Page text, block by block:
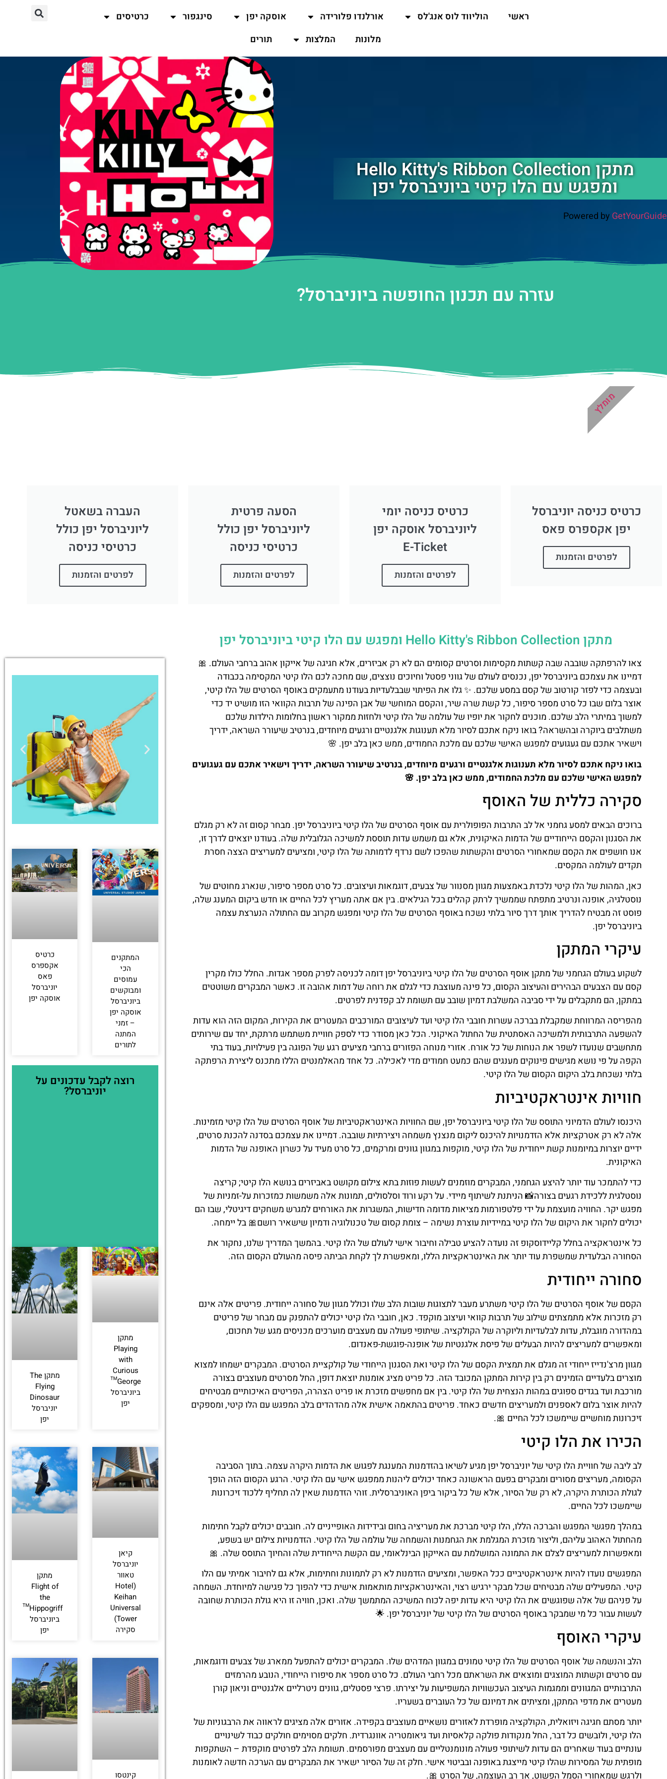
ראשי הוליווד לוס אנג'לס אורלנדו פלורידה אוסקה יפן סינגפור
כרטיסים
מלונות
המלצות תורים
מתקן Hello Kitty's Ribbon Collection
ומפגש עם הלו קיטי ביוניברסל יפן
Powered by GetYourGuide
עזרה עם תכנון החופשה ביוניברסל?
כרטיס כניסה יוניברסל
יפן אקספרס פאס
לפרטים והזמנות
מומלץ
כרטיס כניסה יומי
ליוניברסל אוסקה יפן
E-Ticket
לפרטים והזמנות
הסעה פרטית
ליוניברסל יפן כולל
כרטיסי כניסה
לפרטים והזמנות
העברה בשאטל
ליוניברסל יפן כולל
כרטיסי כניסה
לפרטים והזמנות
מתקן Hello Kitty's Ribbon Collection ומפגש עם הלו קיטי ביוניברסל יפן
צאו להרפתקה שובבה שבה קשתות מקסימות וסרטים קסומים הם לא רק אביזרים, אלא חגיגה של אייקון אהוב ברחבי העולם. 🎀
דמיינו את עצמכם ביוניברסל יפן, נכנסים לעולם של גווני פסטל וחיוכים נוצצים, שם מחכה לכם הלו קיטי המקסימה בכבודה
ובעצמה כדי לפזר קורטוב של קסם במסע שלכם. ✨ גלו את הפיתוי שבבלעדיות בעודנו מתעמקים באוסף הסרטים של הלו קיטי,
אוצר בלום שבו כל סרט מספר סיפור, כל קשת שרה שיר, והקסם המוחשי של אבן הפינה של תרבות הקוואי הזו מושיט יד כדי
למשוך במיתרי הלב שלכם. מוכנים לחקור את יופיו של עולמה של הלו קיטי ולחזות ממקור ראשון בחלומות הילדות שלכם
משתלבים ביוקרה ובהשראה? בואו ניקח אתכם לסיור מלא תענוגות אלגנטיים ורגעים מיוחדים, בנרטיב שיעורר השראה, ידריך
וישאיר אתכם עם געגועים למפגש האישי שלכם עם מלכת החמודים, ממש כאן בלב יפן. 🌸
בואו ניקח אתכם לסיור מלא תענוגות אלגנטיים ורגעים מיוחדים, בנרטיב שיעורר השראה, ידריך וישאיר אתכם עם געגועים
למפגש האישי שלכם עם מלכת החמודים, ממש כאן בלב יפן. 🌸
סקירה כללית של האוסף
ברוכים הבאים למסע גחמני אל לב התרבות הפופולרית עם אוסף הסרטים של הלו קיטי ביוניברסל יפן. מבחר קסום זה לא רק מגלם
את הסגנון והקסם הייחודיים של הדמות האיקונית, אלא גם משמש עדות תוססת למשיכה הגלובלית שלה. בעודנו יוצאים לדרך זו,
אנו חושפים את הקסם שמאחורי הסרטים והקשתות שהפכו לשם נרדף לדמותה של הלו קיטי, ומציעים למעריצים הצצה חסרת
תקדים לעולמה המקסים.
כאן, המהות של הלו קיטי נלכדת באמצעות מגוון מסנוור של צבעים, דוגמאות ועיצובים. כל סרט מספר סיפור, שנארג מחוטים של
נוסטלגיה, אופנה ונרטיב מתפתח שממשיך לרתק קהלים בכל הגילאים. בין אם אתה מעריץ לכל החיים או חדש ביקום המענג שלה,
פוסט זה מבטיח להדריך אותך דרך סיור בלתי נשכח באוסף הסרטים של הלו קיטי ומפגש מקרוב עם החתולה הנערצת עצמה
ביוניברסל יפן.
עיקרי המתקן
לשקוע בעולם הגחמני של מתקן אוסף הסרטים של הלו קיטי ביוניברסל יפן דומה לכניסה לפרק מספר אגדות. החלל כולו מקרין
קסם עם הצבעים הבהירים והעיצוב הקסום, כל פינה מעוצבת כדי לגלם את רוחה של דמות אהובה זו. כאשר המבקרים משוטטים
במתקן, הם מתקבלים על ידי סביבה המשלבת דמיון שובב עם תשומת לב קפדנית לפרטים.
מהפריסה המרווחת שמקבלת בברכה עשרות חובבי הלו קיטי ועד לעיצובים המורכבים המעטרים את הקירות, המקום הזה הוא עדות
להשפעה התרבותית ולמשיכה האסתטית של החתול האיקוני. הכל כאן מסודר כדי לספק חוויית משתמש מרתקת, יחד עם שירותים
מתחשבים שנועדו לשפר את הנוחות של כל אורח. אזורי מנוחה הפזורים ברחבי מציעים רגע של הפוגה בין פעילויות, בעוד בתי
הקפה על פי נושא מגישים פינוקים מענגים שהם כמעט חמודים מדי לאכילה. כל אחד מהאלמנטים הללו מתכנס ליצירת הרפתקה
בלתי נשכחת בלב היקום הקסום של הלו קיטי.
חוויות אינטראקטיביות
היכנסו לעולם הדמיוני התוסס של הלו קיטי ביוניברסל יפן, שם החוויות האינטראקטיביות של אוסף הסרטים של הלו קיטי מזמינות.
אלה לא רק אטרקציות אלא הזדמנויות להיכנס ליקום מנצנץ משמחה ויצירתיות שובבה. דמיינו את עצמכם בסדנה להכנת סרטים,
ידיים יוצרות במיומנות קשת ייחודית של הלו קיטי, מוקפות במגוון גוונים ומרקמים, כל סרט מעיד על כשרון האופנה של הדמות
האיקונית.
כדי להתמכר עוד יותר להיצע הגחמני, המבקרים מוזמנים לעשות פוזות בתא צילום מקושט באביזרים בנושא הלו קיטי; קריצה
נוסטלגית ללכידת רגעים בצורה📸 הניתנת לשיתוף מיידי. על רקע ורוד וסלסולים, תמונות אלה משמשות כמזכרות על-זמניות של
מפגש יקר. החוויה מועצמת על ידי פלטפורמות מציאות מדומה חדישות, המשגרות את האורחים למגרש משחקים דיגיטלי, שבו הם
יכולים לחקור את היקום של הלו קיטי במיידיות עוצרת נשימה – צומת קסום של טכנולוגיה ודמיון שישאיר רושם🎀 בל יימחה.
כל אינטראקציה בחלל קליידוסקופ זה נועדה להציע טבילה וחיבור אישי לעולם של הלו קיטי. בהמשך המדריך שלנו, נחקור את
הסחורה הבלעדית שמשפרת עוד יותר את האינטראקציות הללו, ומאפשרת לך לקחת הביתה פיסה מהעולם הקסום הזה.
סחורה ייחודית
הקסם של אוסף הסרטים של הלו קיטי משתרע מעבר לתצוגות שובות הלב שלו וכולל מגוון של סחורה ייחודית. פריטים אלה אינם
רק מזכרות אלא מתמצתים שילוב של תרבות קוואי ועיצוב מוקפד. כאן, חובבי הלו קיטי יכולים להתפנק עם מבחר של פריטים
במהדורה מוגבלת, עדות לבלעדיות וליוקרה של הקולקציה. שיתופי פעולה עם מעצבים מוערכים מכניסים מגע של תחכום,
ומאפשרים למעריצים להיות הבעלים של פיסת אלגנטיות של אופנה-פוגשת-פאנדום.
מגוון מרצ'נדייז ייחודי זה מגלם את תמצית הקסם של הלו קיטי ואת הסגנון הייחודי של קולקציית הסרטים. המבקרים ישמחו למצוא
מוצרים בלעדיים הזמינים רק בין קירות המתקן המכובד הזה. כל פריט מציג אומנות יוצאת דופן, החל מסרטים מעוצבים בצורה
מורכבת ועד בגדים ספוגים במהות הנצחית של הלו קיטי. בין אם מחפשים מזכרת או פריט הצהרה, הפריטים האיכותיים מבטיחים
להיות אוצר בלום לאספנים ולמעריצים חדשים כאחד. פריטים בהתאמה אישית אלה מהדהדים בלב המפגש עם הלו קיטי, ומספקים
זיכרונות מוחשיים שיימשכו לכל החיים 🎀.
הכירו את הלו קיטי
לב ליבה של חוויית הלו קיטי של יוניברסל יפן מגיע לשיאו בהזדמנות המענגת לפגוש את הדמות היקרה עצמה. בתוך הסביבה
הקסומה, מעריצים מסורים ומבקרים בפעם הראשונה כאחד יכולים ליהנות ממפגש אישי עם הלו קיטי. הרגע הקסום הזה הופך
לגולת הכותרת היקרה, לא רק של הסיור, אלא של כל ביקור ביפן האוניברסלית. זוהי הזדמנות שאין לה תחליף ללכוד זיכרונות
שיימשכו לכל החיים.
במהלך מפגשי המפגש והברכה הללו, הלו קיטי מברכת את מעריציה בחום ובידידות האופייניים לה. חובבים יכולים לקבל חתימות
מהחתול האהוב עליהם, וליצור מזכרת המגלמת את הגחמנות והשמחה של עולמה של הלו קיטי. הזדמנויות צילום יש בשפע,
ומאפשרות למעריצים לצלם את התמונה המושלמת עם האייקון הבינלאומי, עם הקשת הייחודית שלה והחיוך התוסס שלה. 🎀
המפגשים נועדו להיות אינטראקטיביים ככל האפשר, ומציעים הזדמנות לא רק לתמונות וחתימות, אלא גם לחיבור אמיתי עם הלו
קיטי. המפעילים שלה מבטיחים שכל מבקר ירגיש רצוי, והאינטראקציות מותאמות אישית כדי להפוך כל פגישה למיוחדת. השמחה
על פניהם של אלה שפוגשים את הלו קיטי היא עדות יפה לכוח המשיכה המתמשך שלה. ואכן, חוויה זו היא גולת הכותרת שחובה
לעשות עבור כל מי שמבקר באוסף הסרטים של הלו קיטי של יוניברסל יפן. 🌟
עיקרי האוסף
הלב והנשמה של אוסף הסרטים של הלו קיטי טמונים במגוון המדהים שלו. המבקרים יכולים להתפעל ממארג של צבעים ודוגמאות,
עם סרטים וקשתות המוצגים ומוצאים את השראתם מכל רחבי העולם. כל סרט מספר את סיפורו הייחודי, הנובע מהרמזים
התרבותיים המגוונים וממגמות העיצוב העכשוויות המשפיעות על יצירתו. פרצי פסטלים, גוונים ניטרליים אלגנטיים וניאון קורן
מעטרים את מדפי המתקן, ומציתים את דמיונם של כל העוברים בשעריו.
יותר מסתם חגיגה ויזואלית, הקולקציה מופרדת לאזורים נושאיים מעוצבים בקפידה. אזורים אלה מציגים לראווה את הרבגוניות של
הלו קיטי, ולובשים כל דבר, החל מנקודות פולקה קלאסיות ועד גיאומטריה אוונגרדית. חלקים מסוימים חולקים כבוד לשינויים
עונתיים בעוד שאחרים הם עדות לשיתופי פעולה מונומנטליים עם מעצבים מפורסמים. תשומת הלב לפרטים מוקפדת – השתקפות
מופתית של המסירות שהלו קיטי מייצגת באופנה ובביטוי אישי. חלק זה של הסיור ישאיר את המבקרים עם הערכה חדשה לאומנות
ולרגש שמאחורי הסמל הפשוט, אך רב העוצמה, של הסרט 🎀.
טיסות
מציאת
טיסה זולה?
המתקנים
הכי
עמוסים
ומבוקשים
ביוניברסל
אוסקה יפן
– זמני
המתנה
לתורים
כרטיס
אקספרס
פאס
יוניברסל
אוסקה יפן
רוצה לקבל עדכונים על
יוניברסל?
מתקן
Playing
with
Curious
George™
ביוניברסל
יפן
מתקן The
Flying
Dinosaur
יוניברסל
יפן
קיאן
יוניברסל
טאוור
(Hotel
Keihan
Universal
Tower)
סקירה
מתקן
Flight of
the
Hippogriff™
ביוניברסל
יפן
קינטסו